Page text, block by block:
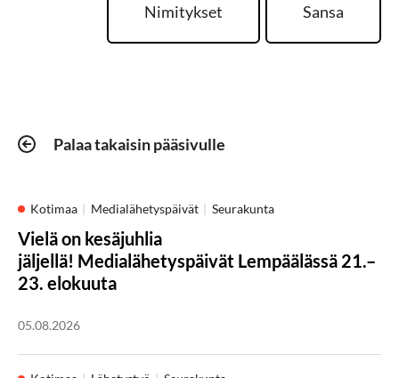
Nimitykset Sansa
Palaa takaisin pääsivulle
Kotimaa Medialähetyspäivät Seurakunta
Vielä on kesäjuhlia
jäljellä! Medialähetyspäivät Lempäälässä 21.–
23. elokuuta
05.08.2026